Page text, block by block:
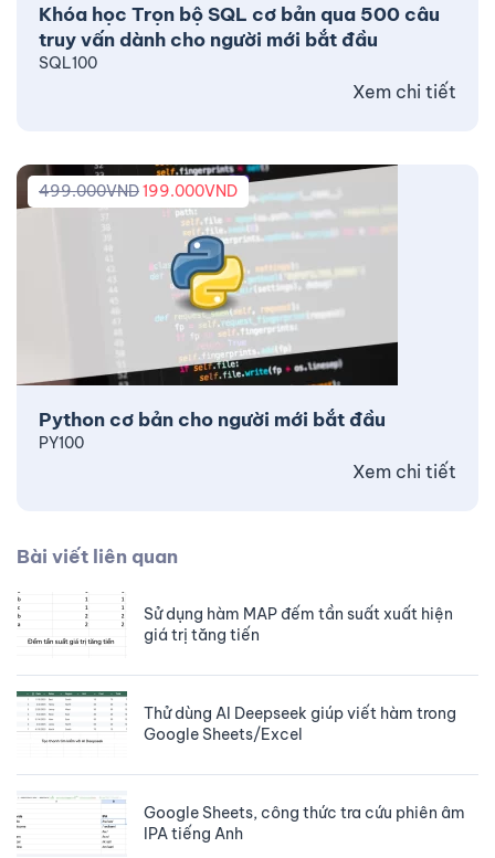
Khóa học Trọn bộ SQL cơ bản qua 500 câu
truy vấn dành cho người mới bắt đầu
SQL100
Xem chi tiết
Python cơ bản cho người mới bắt đầu
499.000VND199.000VND
PY100
Xem chi tiết
Bài viết liên quan
Sử dụng hàm MAP đếm tần suất xuất hiện
giá trị tăng tiến
Thử dùng AI Deepseek giúp viết hàm trong
Google Sheets/Excel
Google Sheets, công thức tra cứu phiên âm
IPA tiếng Anh